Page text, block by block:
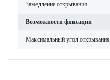
Замед­ление открывания
Возможности фиксации
Максимальный угол открывания